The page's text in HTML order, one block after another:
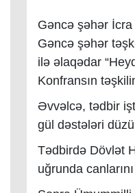
Gəncə şəhər
Gəncə şəhər
ilə əlaqədar
Konfransın
Əvvəlcə, tədbir
gül dəstələri
Tədbirdə Dövlət
uğrunda